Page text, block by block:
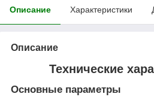
Описание Характеристики
Описание
Технические
Основные параметры